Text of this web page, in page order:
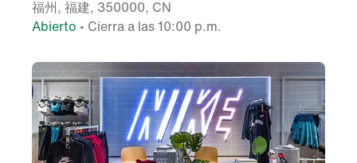
福州, 福建, 350000, CN
Abierto • Cierra a las 10:00 p.m.